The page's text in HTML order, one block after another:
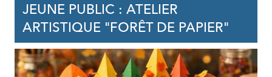
JEUNE PUBLIC : ATELIER
ARTISTIQUE "FORÊT DE PAPIER"